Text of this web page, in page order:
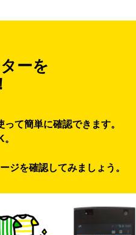
ーを
て簡単に確認できます。
ジを確認してみましょう。